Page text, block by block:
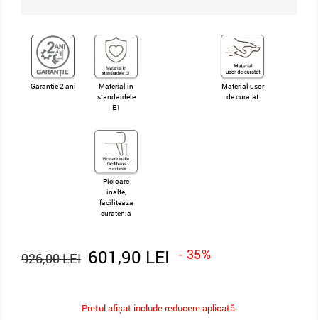
Garantie 2 ani
Material in
standardele
E1
Material usor
de curatat
Picioare
inalte,
faciliteaza
curatenia
601,90 LEI - 35%
926,00 LEI
Pretul afișat include reducere aplicată.